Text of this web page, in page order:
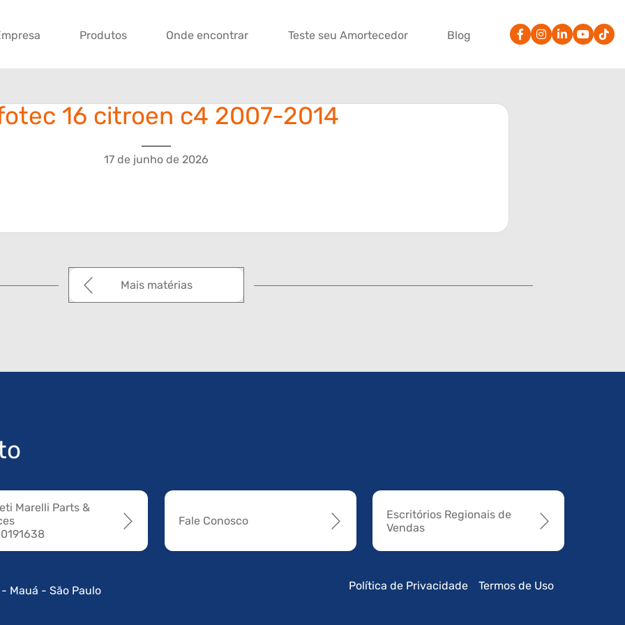
Produtos Onde encontrar Teste seu Amortecedor Blog
16 citroen c4 2007-2014
17 de junho de 2026
Mais matérias
Marelli Parts &
Fale Conosco
Escritórios Regionais de
Vendas
Mauá - São Paulo Termos de Uso
Política de Privacidade